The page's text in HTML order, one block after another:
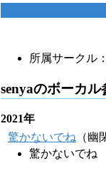
所属サークル：
senyaのボーカル
2021年
驚かないでね （幽
驚かないでね